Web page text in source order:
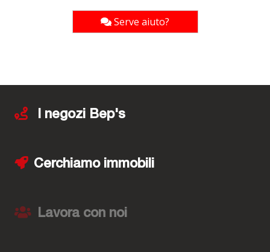
Serve aiuto?
I negozi Bep's
Cerchiamo immobili
Lavora con noi